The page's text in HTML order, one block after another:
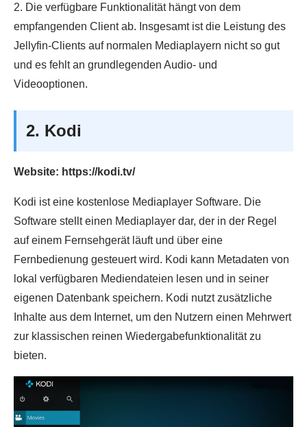
2. Die verfügbare Funktionalität hängt von dem
empfangenden Client ab. Insgesamt ist die Leistung des
Jellyfin-Clients auf normalen Mediaplayern nicht so gut
und es fehlt an grundlegenden Audio- und
Videooptionen.
2. Kodi
Website: https://kodi.tv/
Kodi ist eine kostenlose Mediaplayer Software. Die
Software stellt einen Mediaplayer dar, der in der Regel
auf einem Fernsehgerät läuft und über eine
Fernbedienung gesteuert wird. Kodi kann Metadaten von
lokal verfügbaren Mediendateien lesen und in seiner
eigenen Datenbank speichern. Kodi nutzt zusätzliche
Inhalte aus dem Internet, um den Nutzern einen Mehrwert
zur klassischen reinen Wiedergabefunktionalität zu
bieten.